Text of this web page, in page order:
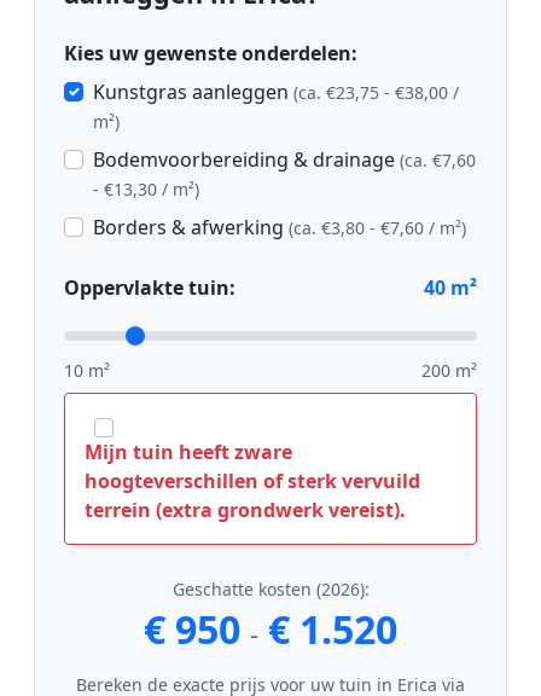
Kies uw gewenste onderdelen:
Kunstgras aanleggen (ca. €23,75 - €38,00 /
m²)
Bodemvoorbereiding & drainage (ca. €7,60
- €13,30 / m²)
Borders & afwerking (ca. €3,80 - €7,60 / m²)
Oppervlakte tuin: 40 m²
10 m² 200 m²
Mijn tuin heeft zware
hoogteverschillen of sterk vervuild
terrein (extra grondwerk vereist).
Geschatte kosten (2026):
€ 950 - € 1.520
Bereken de exacte prijs voor uw tuin in Erica via